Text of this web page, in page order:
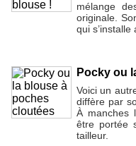
mélange
originale.
qui s’installe
Pocky ou
Voici un
diffère par
À manches
être portée
tailleur.